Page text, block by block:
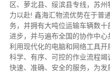
区、萝北县、绥滨县专线，苏
力以赴! 鑫海汇物流优势在于普
务，并拥有大吨位运输车辆数
进步，并与遍布全国的协作中心
利用现代化的电脑和网络工具
科学、有序、可控的作业流程
快速、准确、安全的服务，为发